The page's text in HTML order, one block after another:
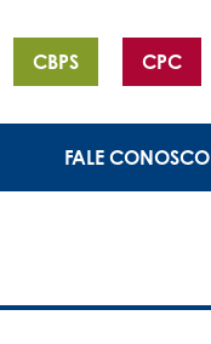
CBPS CPC
FALE CONOSCO